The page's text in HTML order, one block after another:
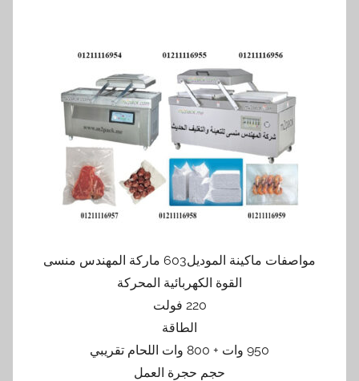
مواصفات ماكينة الموديل603 ماركة المهندس منسى
القوة الكهربائية المحركة
220 فولت
الطاقة
950 وات + 800 وات اللحام تقريبي
حجم حجرة العمل